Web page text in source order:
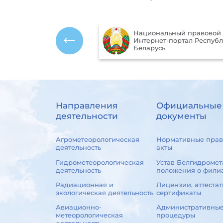
Национальный правовой
Интернет-портал
Беларусь
Направления
деятельности
Агрометеорологическая
деятельность
Гидрометеорологическая
деятельность
Радиационная и
экологическая деятельность
Авиационно-
метеорологическая
Официальные
документы
Нормативные
акты
Устав
положения о
Лицензии,
сертификаты
процедуры